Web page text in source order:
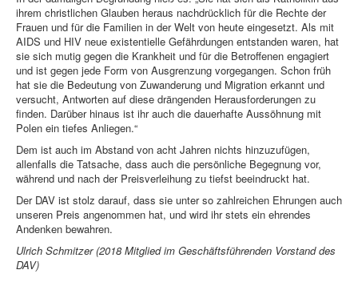
ihrem christlichen Glauben heraus nachdrücklich für die Rechte der
Frauen und für die Familien in der Welt von heute eingesetzt. Als mit
AIDS und HIV neue existentielle Gefährdungen entstanden waren, hat
sie sich mutig gegen die Krankheit und für die Betroffenen engagiert
und ist gegen jede Form von Ausgrenzung vorgegangen. Schon früh
hat sie die Bedeutung von Zuwanderung und Migration erkannt und
versucht, Antworten auf diese drängenden Herausforderungen zu
finden. Darüber hinaus ist ihr auch die dauerhafte Aussöhnung mit
Polen ein tiefes Anliegen.“
Dem ist auch im Abstand von acht Jahren nichts hinzuzufügen,
allenfalls die Tatsache, dass auch die persönliche Begegnung vor,
während und nach der Preisverleihung zu tiefst beeindruckt hat.
Der DAV ist stolz darauf, dass sie unter so zahlreichen Ehrungen auch
unseren Preis angenommen hat, und wird ihr stets ein ehrendes
Andenken bewahren.
Ulrich Schmitzer (2018 Mitglied im Geschäftsführenden Vorstand des
DAV)